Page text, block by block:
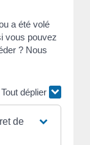
a été volé
vous pouvez
? Nous
Tout déplier
de